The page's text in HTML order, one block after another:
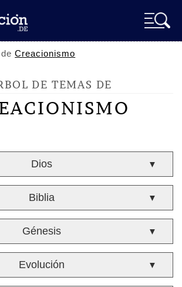
deCreacionismo
DE TEMAS DE
Dios ▼
Biblia ▼
Génesis ▼
Evolución ▼